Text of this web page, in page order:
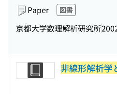
Paper 図書
京都大学数理解析研究所
非線形解析学